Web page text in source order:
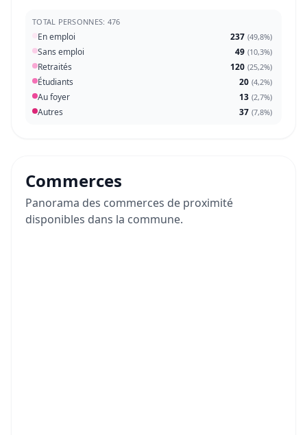
TOTAL PERSONNES: 476
En emploi 237 (49,8%)
Sans emploi 49 (10,3%)
Retraités 120 (25,2%)
Étudiants 20 (4,2%)
Au foyer 13 (2,7%)
Autres 37 (7,8%)
Commerces
Panorama des commerces de proximité
disponibles dans la commune.